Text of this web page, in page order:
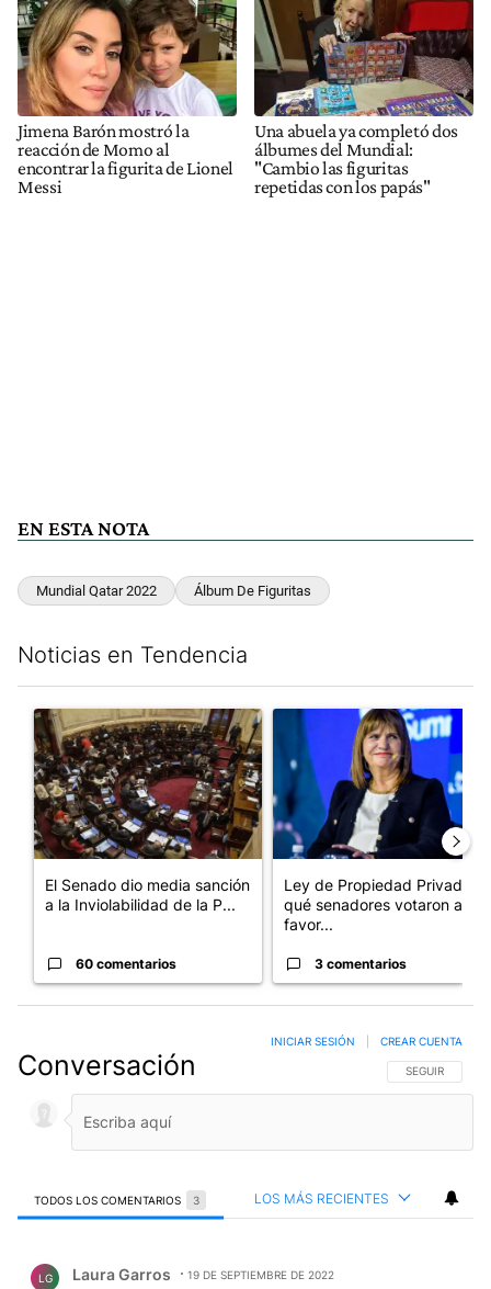
Jimena Barón mostró la
reacción de Momo al
encontrar la figurita de Lionel
Messi
Una abuela ya completó dos
álbumes del Mundial:
"Cambio las figuritas
repetidas con los papás"
EN ESTA NOTA
Mundial Qatar 2022 Álbum De Figuritas
Noticias en Tendencia
Un artículo de tendencia con el título "El Senado dio media
El Senado dio media sanción
a la Inviolabilidad de la P...
60 comentarios
Un artículo de tendencia
Ley de Propiedad Privada:
qué senadores votaron a
favor...
3 comentarios
Conversación SIGA ESTA
SEGUIR
INICIAR SESIÓN CREAR CUENTA
TODOS LOS COMENTARIOS 3 LOS MÁS RECIENTES
LG Laura Garros 19 DE SEPTIEMBRE DE 2022